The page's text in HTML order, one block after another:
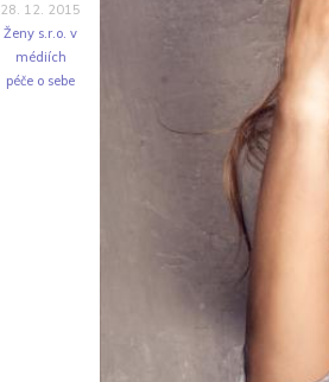
28. 12. 2015
Ženy s.r.o. v
médiích
péče o sebe